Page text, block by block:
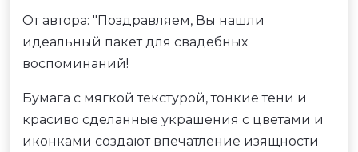
От автора: "Поздравляем, Вы нашли
идеальный пакет для свадебных
воспоминаний!
Бумага с мягкой текстурой, тонкие тени и
красиво сделанные украшения с цветами и
иконками создают впечатление изящности